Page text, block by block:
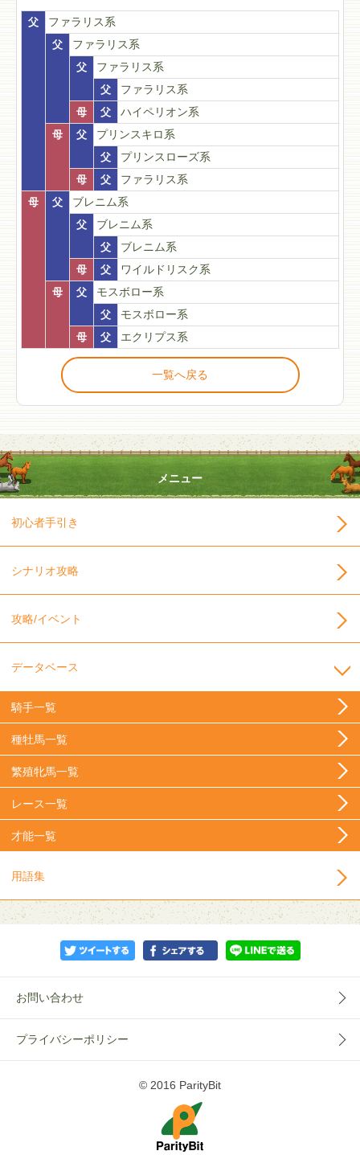
父
ファラリス系
父
ファラリス系
父
ファラリス系
父
ファラリス系
母
父
ハイペリオン系
母
父
プリンスキロ系
父
プリンスローズ系
母
父
ファラリス系
母
父
ブレニム系
父
ブレニム系
父
ブレニム系
母
父
ワイルドリスク系
母
父
モスボロー系
父
モスボロー系
母
父 エクリプス系
一覧へ戻る
メニュー
初心者手引き
シナリオ攻略
攻略/イベント
データベース
騎手一覧
種牡馬一覧
繁殖牝馬一覧
レース一覧
才能一覧
用語集
お問い合わせ
プライバシーポリシー
© 2016 ParityBit